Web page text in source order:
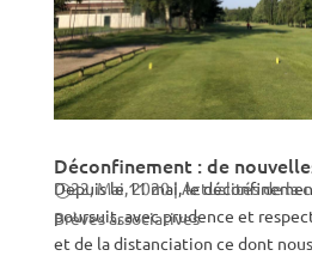
Déconfinement : de
22, Mai, 2020|Actualités de la
Brèves associatives
Depuis le 11 mai, le
poursuit, avec prudence et
et de la distanciation ce dont